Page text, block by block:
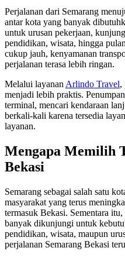
Perjalanan dari Semarang
antar kota yang banyak
untuk urusan pekerjaan,
pendidikan, wisata, hingga
cukup jauh, kenyamanan
perjalanan terasa lebih ringan.
Melalui layanan Arlindo Travel,
menjadi lebih praktis.
terminal, mencari kendaraan
berkali-kali karena tersedia
layanan.
Mengapa Memilih
Bekasi
Semarang sebagai salah satu
masyarakat yang terus
termasuk Bekasi. Sementara
banyak dikunjungi untuk
pendidikan, wisata, maupun
perjalanan Semarang Bekasi